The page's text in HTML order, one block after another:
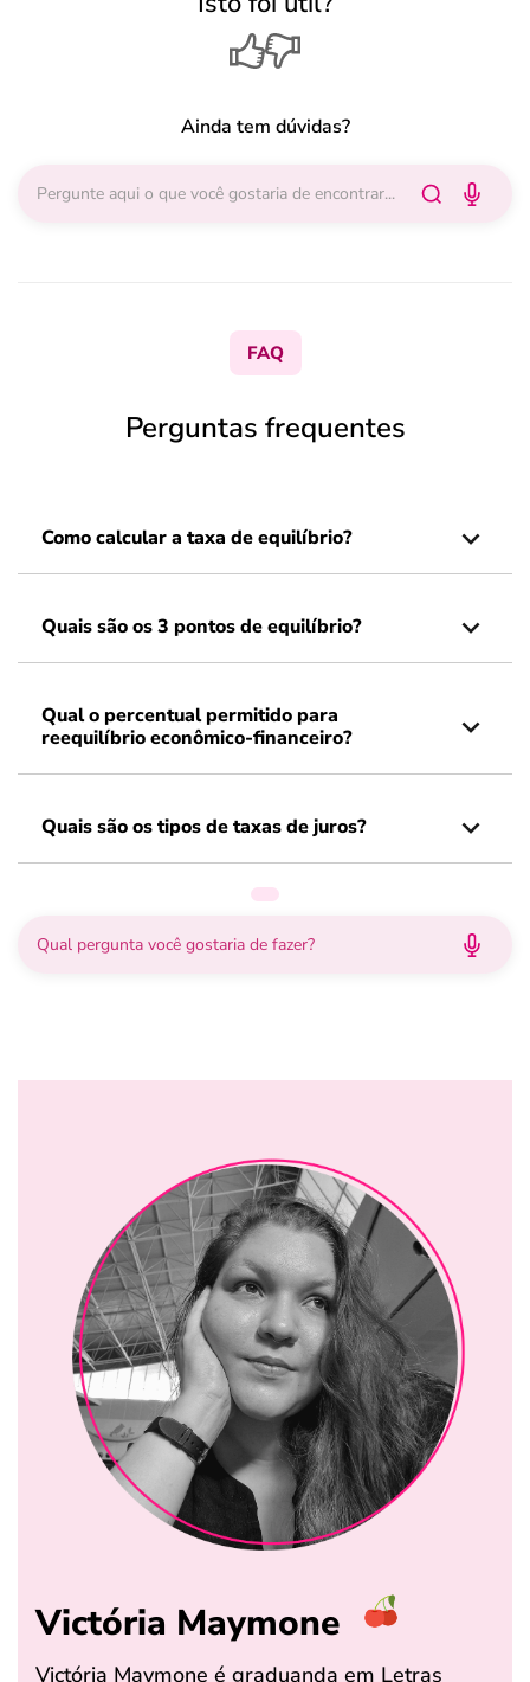
Ainda tem dúvidas?
FAQ
Perguntas frequentes
Como calcular a taxa de equilíbrio?
Quais são os 3 pontos de equilíbrio?
Qual o percentual permitido para
reequilíbrio econômico-financeiro?
Quais são os tipos de taxas de juros?
Victória Maymone
Victória Maymone é graduanda em Letras